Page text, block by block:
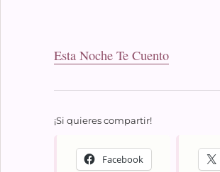
Esta Noche Te Cuento
¡Si quieres compartir!
Facebook